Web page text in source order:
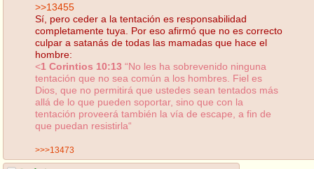
>>13455
Sí, pero ceder a la tentación es responsabilidad
completamente tuya. Por eso afirmó que no es correcto
culpar a satanás de todas las mamadas que hace el
hombre:
<1 Corintios 10:13 “No les ha sobrevenido ninguna
tentación que no sea común a los hombres. Fiel es
Dios, que no permitirá que ustedes sean tentados más
allá de lo que pueden soportar, sino que con la
tentación proveerá también la vía de escape, a fin de
que puedan resistirla“
>>>13473